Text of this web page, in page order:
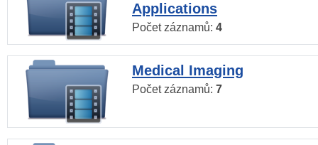
Applications
Počet záznamů: 4
Medical Imaging
Počet záznamů: 7